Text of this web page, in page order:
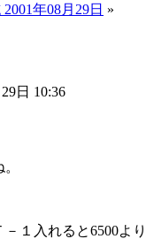
年08月29日 »
日 10:36
１入れると6500よ